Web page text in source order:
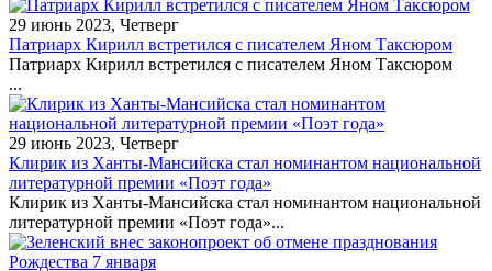
29 июнь 2023, Четверг
Патриарх Кирилл встретился с писателем Яном Таксюром
Патриарх Кирилл встретился с писателем Яном Таксюром
...
29 июнь 2023, Четверг
Клирик из Ханты-Мансийска стал номинантом национальной
литературной премии «Поэт года»
Клирик из Ханты-Мансийска стал номинантом национальной
литературной премии «Поэт года»...